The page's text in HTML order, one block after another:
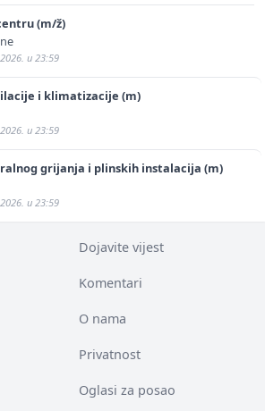
(m/ž)
u 23:59
i klimatizacije (m)
u 23:59
grijanja i plinskih instalacija (m)
u 23:59
Dojavite vijest
Komentari
O nama
Privatnost
Oglasi za posao